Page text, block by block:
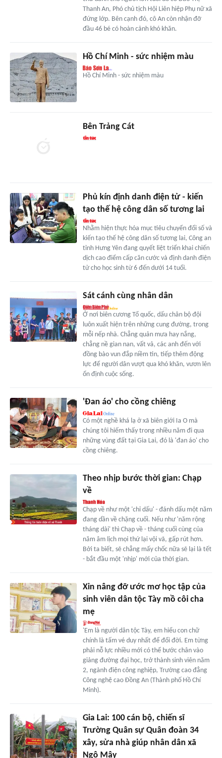
Thanh An, Phó chủ tịch Hội Liên hiệp Phụ nữ xã
đứng lớp. Bên cạnh đó, cô An còn nhận đỡ
đầu 46 bé có hoàn cảnh khó khăn.
Hồ Chí Minh - sức nhiệm màu
Hồ Chí Minh - sức nhiệm màu
Bên Trảng Cát
Phủ kín định danh điện tử - kiến
tạo thế hệ công dân số tương lai
Nhằm hiện thực hóa mục tiêu chuyển đổi số và
kiến tạo thế hệ công dân số tương lai, Công an
tỉnh Hưng Yên đang quyết liệt triển khai chiến
dịch cao điểm cấp căn cước và định danh điện
tử cho học sinh từ 6 đến dưới 14 tuổi.
Sát cánh cùng nhân dân
Ở nơi biên cương Tổ quốc, dấu chân bộ đội
luôn xuất hiện trên những cung đường, trong
mỗi nếp nhà. Chẳng quản mưa hay nắng,
chẳng nề gian nan, vất vả, các anh đến với
đồng bào vun đắp niềm tin, tiếp thêm động
lực để người dân vượt qua khó khăn, vươn lên
ổn định cuộc sống.
'Đan áo' cho cồng chiêng
Có một nghề khá lạ ở xã biên giới Ia O mà
chúng tôi hiếm thấy trong nhiều năm đi qua
những vùng đất tại Gia Lai, đó là 'đan áo' cho
cồng chiêng.
Theo nhịp bước thời gian: Chạp
về
Chạp về như một 'chỉ dấu' - đánh dấu một năm
đang dần về chặng cuối. Nếu như 'năm rộng
tháng dài' thì Chạp về - tháng cuối cùng của
năm âm lịch mọi thứ lại vội vã, gấp rút hơn.
Bởi ta biết, sẽ chẳng mấy chốc nữa sẽ lại là tết
- bắt đầu một 'nhịp' mới của thời gian.
Xin nâng đỡ ước mơ học tập của
sinh viên dân tộc Tày mồ côi cha
mẹ
'Em là người dân tộc Tày, em hiểu con chữ
chính là tấm vé duy nhất để đổi đời. Em từng
phải nỗ lực nhiều mới có thể bước chân vào
giảng đường đại học, trở thành sinh viên năm
2, ngành điện công nghiệp, Trường cao đẳng
Công nghệ cao Đồng An (Thành phố Hồ Chí
Minh).
Gia Lai: 100 cán bộ, chiến sĩ
Trường Quân sự Quân đoàn 34
xây, sửa nhà giúp nhân dân xã
Ngô Mây